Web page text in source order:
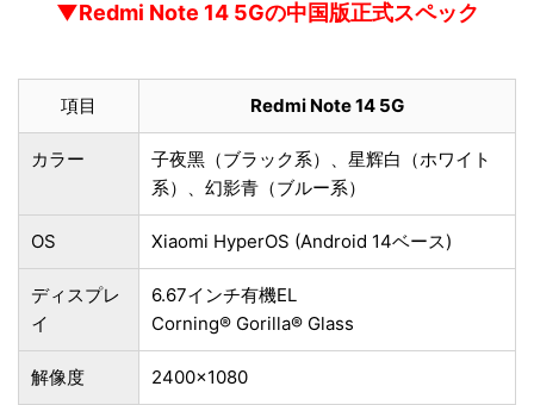
▼Redmi Note 14 5Gの中国版正式スペック
項目 Redmi Note 14 5G
カラー
子夜黑（ブラック系）、星辉白（ホワイト
系）、幻影青（ブルー系）
OS Xiaomi HyperOS (Android 14ベース)
ディスプレ
イ
6.67インチ有機EL
Corning® Gorilla® Glass
解像度 2400×1080